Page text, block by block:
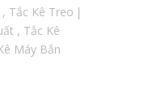
, Tắc Kê Treo
, Tắc Kê
Máy Bắn